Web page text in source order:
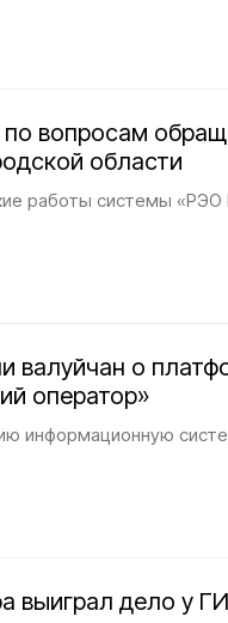
вопросам
области
работы системы «РЭО
валуйчан о
оператор»
информационную
выиграл дело у